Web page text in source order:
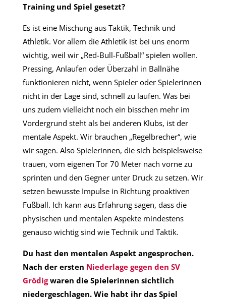
Training und Spiel gesetzt?
Es ist eine Mischung aus Taktik, Technik und
Athletik. Vor allem die Athletik ist bei uns enorm
wichtig, weil wir „Red-Bull-Fußball“ spielen wollen.
Pressing, Anlaufen oder Überzahl in Ballnähe
funktionieren nicht, wenn Spieler oder Spielerinnen
nicht in der Lage sind, schnell zu laufen. Was bei
uns zudem vielleicht noch ein bisschen mehr im
Vordergrund steht als bei anderen Klubs, ist der
mentale Aspekt. Wir brauchen „Regelbrecher“, wie
wir sagen. Also Spielerinnen, die sich beispielsweise
trauen, vom eigenen Tor 70 Meter nach vorne zu
sprinten und den Gegner unter Druck zu setzen. Wir
setzen bewusste Impulse in Richtung proaktiven
Fußball. Ich kann aus Erfahrung sagen, dass die
physischen und mentalen Aspekte mindestens
genauso wichtig sind wie Technik und Taktik.
Du hast den mentalen Aspekt angesprochen.
Nach der ersten Niederlage gegen den SV
Grödigwaren die Spielerinnen sichtlich
niedergeschlagen. Wie habt ihr das Spiel